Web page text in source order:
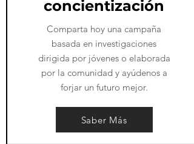
concientización
​Comparta hoy una campaña
basada en investigaciones
dirigida por jóvenes o elaborada
por la comunidad y ayúdenos a
forjar un futuro mejor.
Saber Más